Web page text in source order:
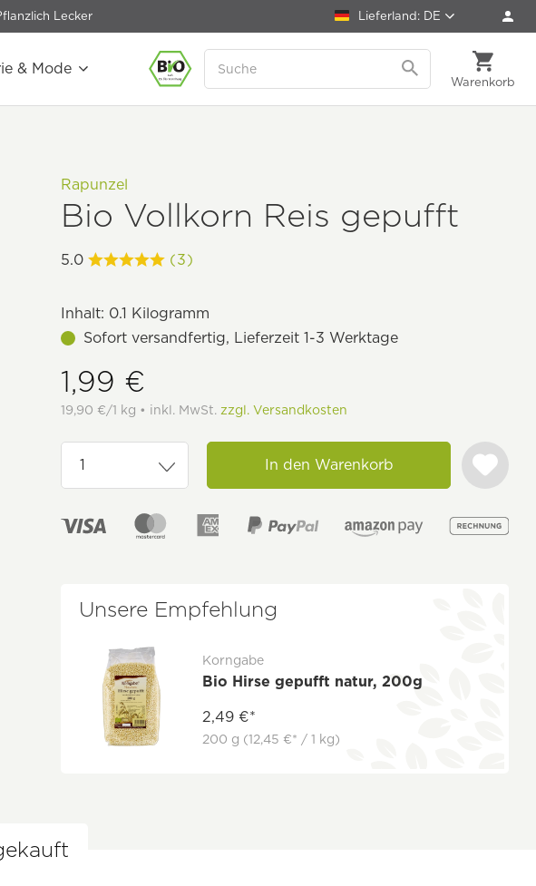
Lecker Lieferland: DE
Warenkorb
& Mode
Rapunzel
Bio Vollkorn Reis gepufft
5.0 (3)
Inhalt: 0.1 Kilogramm
Sofort versandfertig, Lieferzeit 1-3 Werktage
1,99 €
19,90 €/1 kg • inkl. MwSt. zzgl. Versandkosten
In den Warenkorb
Unsere Empfehlung
Korngabe
Bio Hirse gepufft natur, 200g
2,49 €*
200 g (12,45 €* / 1 kg)